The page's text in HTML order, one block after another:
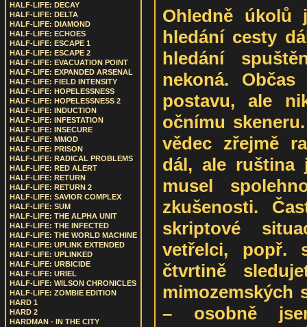
HALF-LIFE: DECAY
HALF-LIFE: DELTA
HALF-LIFE: DIAMOND
HALF-LIFE: ECHOES
HALF-LIFE: ESCAPE 1
HALF-LIFE: ESCAPE 2
HALF-LIFE: EVACUATION POINT
HALF-LIFE: EXPANDED ARSENAL
HALF-LIFE: FIELD INTENSITY
HALF-LIFE: HOPELESSNESS
HALF-LIFE: HOPELESSNESS 2
HALF-LIFE: INDUCTION
HALF-LIFE: INFESTATION
HALF-LIFE: INSECURE
HALF-LIFE: MMOD
HALF-LIFE: PRISON
HALF-LIFE: RADICAL PROBLEMS
HALF-LIFE: RED ALERT
HALF-LIFE: RETURN
HALF-LIFE: RETURN 2
HALF-LIFE: SAVIOR COMPLEX
HALF-LIFE: SUM
HALF-LIFE: THE ALPHA UNIT
HALF-LIFE: THE INFECTED
HALF-LIFE: THE WORLD MACHINE
HALF-LIFE: UPLINK EXTENDED
HALF-LIFE: UPLINKED
HALF-LIFE: URBICIDE
HALF-LIFE: URIEL
HALF-LIFE: WILSON CHRONICLES
HALF-LIFE: ZOMBIE EDITION
HARD 1
HARD 2
HARDMAN - IN THE CITY
Ohledně
hledání cesty
hledání
nekoná.
postavu, ale
očnímu
vědec zřejmě
dál, ale ruština
musel
zkušenosti.
skriptové
vetřelci, popř.
čtvrtině
mimozemských
– osobně